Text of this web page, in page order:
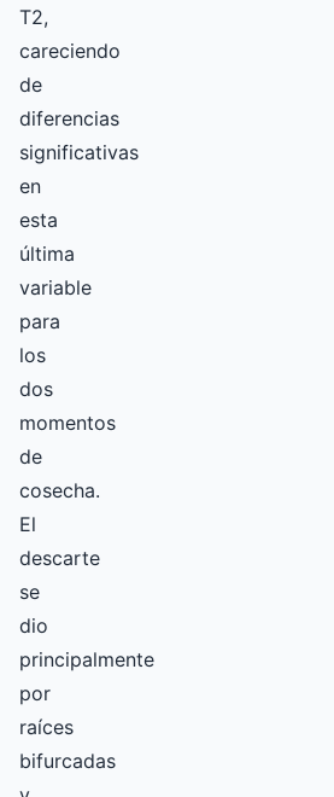
T2,
careciendo
de
diferencias
significativas
en
esta
última
variable
para
los
dos
momentos
de
cosecha.
El
descarte
se
dio
principalmente
por
raíces
bifurcadas